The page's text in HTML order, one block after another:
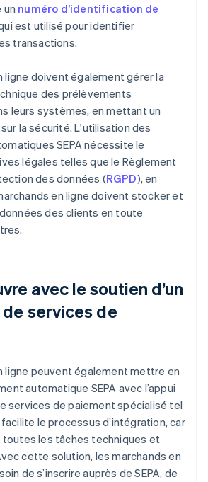
un numéro d’identification de
est utilisé pour identifier
transactions.
ligne doivent également gérer la
des prélèvements
leurs systèmes, en mettant un
la sécurité. L'utilisation des
SEPA nécessite le
légales telles que le Règlement
des données (RGPD), en
en ligne doivent stocker et
des clients en toute
avec le soutien d’un
services de
ligne peuvent également mettre en
automatique SEPA avec l’appui
services de paiement spécialisé tel
le processus d’intégration, car
toutes les tâches techniques et
cette solution, les marchands en
de s’inscrire auprès de SEPA, de